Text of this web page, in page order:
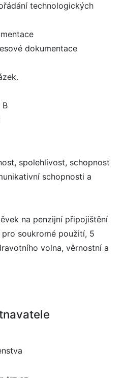
technologických
dokumentace
B
spolehlivost, schopnost
schopnosti a
na penzijní připojištění
soukromé použití, 5
volna, věrnostní a